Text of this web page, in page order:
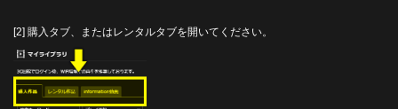
[2] 購入タブ、またはレンタルタブを開いてください。